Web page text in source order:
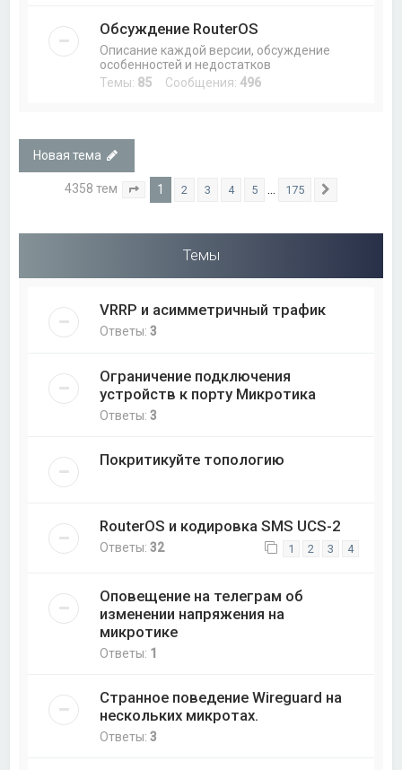
Обсуждение RouterOS
Описание каждой версии, обсуждение
особенностей и недостатков
Темы: 85 Сообщения:496
Новая тема
4358 тем Страница из 175
1 2 3 4 5 175
Темы
VRRP и асимметричный трафик
Ответы:3
Ограничение подключения
устройств к порту Микротика
Ответы:3
Покритикуйте топологию
RouterOS и кодировка SMS UCS-2
Ответы:32 1 2 3 4
Оповещение на телеграм об
изменении напряжения на
микротике
Ответы: 1
Странное поведение Wireguard на
нескольких микротах.
Ответы:3